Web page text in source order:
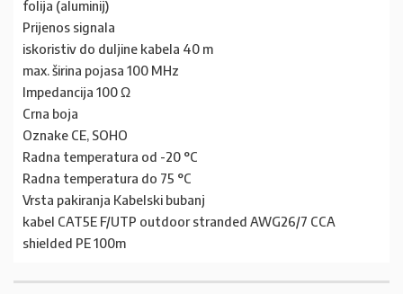
folija (aluminij)
Prijenos signala
iskoristiv do duljine kabela 40 m
max. širina pojasa 100 MHz
Impedancija 100 Ω
Crna boja
Oznake CE, SOHO
Radna temperatura od -20 °C
Radna temperatura do 75 °C
Vrsta pakiranja Kabelski bubanj
kabel CAT5E F/UTP outdoor stranded AWG26/7 CCA
shielded PE 100m